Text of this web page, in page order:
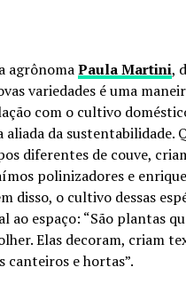
agrônomaPaula Martini,
variedades é uma
com o cultivo
aliada da sustentabilidade.
diferentes de couve,
polinizadores e
disso, o cultivo dessas
ao espaço: “São plantas
Elas decoram, criam
canteiros e hortas”.